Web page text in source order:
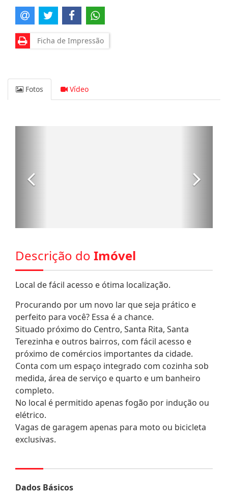
Ficha de Impressão
Fotos Vídeo
Descrição do Imóvel
Local de fácil acesso e ótima localização.
Procurando por um novo lar que seja prático e
perfeito para você? Essa é a chance.
Situado próximo do Centro, Santa Rita, Santa
Terezinha e outros bairros, com fácil acesso e
próximo de comércios importantes da cidade.
Conta com um espaço integrado com cozinha sob
medida, área de serviço e quarto e um banheiro
completo.
No local é permitido apenas fogão por indução ou
elétrico.
Vagas de garagem apenas para moto ou bicicleta
exclusivas.
Dados Básicos